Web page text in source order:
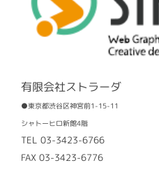
有限会社ストラーダ
●東京都渋谷区神宮前1-15-11
シャトーヒロ新館4階
TEL 03-3423-6766
FAX 03-3423-6776